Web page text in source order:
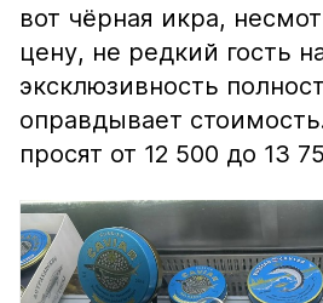
вот чёрная икра,
цену, не редкий гость
эксклюзивность
оправдывает
просят от 12 500 до 13